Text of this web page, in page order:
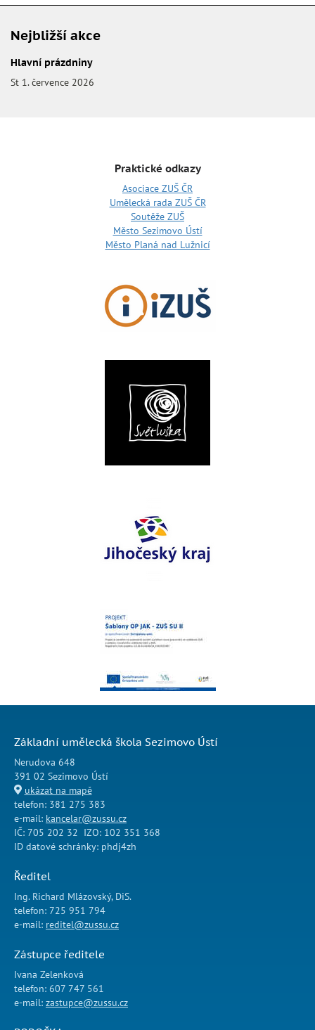
Nejbližší akce
Hlavní prázdniny
St 1. července 2026
Praktické odkazy
Asociace ZUŠ ČR
Umělecká rada ZUŠ ČR
Soutěže ZUŠ
Město Sezimovo Ústí
Město Planá nad Lužnicí
Základní umělecká škola Sezimovo Ústí
Nerudova 648
391 02 Sezimovo Ústí
ukázat na mapě
telefon: 381 275 383
e-mail: kancelar@zussu.cz
IČ: 705 202 32 IZO: 102 351 368
ID datové schránky: phdj4zh
Ředitel
Ing. Richard Mlázovský, DiS.
telefon: 725 951 794
e-mail: reditel@zussu.cz
Zástupce ředitele
Ivana Zelenková
telefon: 607 747 561
e-mail: zastupce@zussu.cz